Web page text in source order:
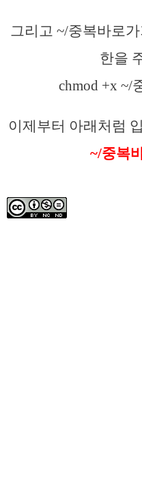
그리고 ~/중복바로
한을
chmod +x ~/
이제부터 아래처럼
~/중복